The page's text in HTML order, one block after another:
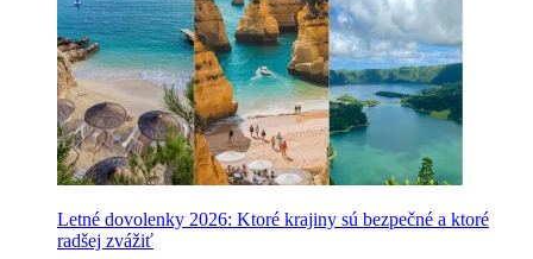
Letné dovolenky 2026: Ktoré krajiny sú bezpečné a ktoré
radšej zvážiť